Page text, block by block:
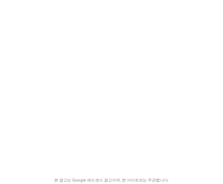
본 광고는 Google 애드센스 광고이며, 본 사이트와는 무관합니다.